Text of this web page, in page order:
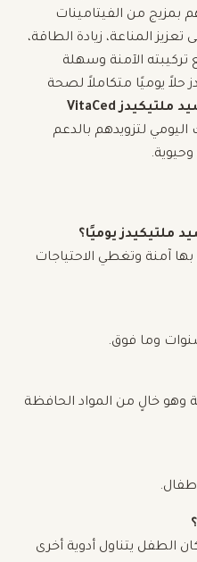
من الفيتامينات
المناعة، زيادة الطاقة،
الآمنة وسهلة
حلاً يوميًا متكاملاً لصحة
فيتاسيد ملتيكيدز VitaCed
لتزويدهم بالدعم
وحيوية.
ملتيكيدز يوميًا؟
آمنة وتغطي الاحتياجات
وهو خالٍ من المواد الحافظة
الطفل يتناول أدوية أخرى